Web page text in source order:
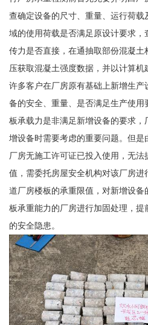
查确定设备的尺寸、重量、运行荷
域的使用荷载是否满足原设计要求
传力是否直接，在通抽取部份混凝
压获取混凝土强度数据，并以计算机
许多客户在厂房原有基础上新增生
备的安全、重量、是否满足生产使
板承载力是非满足新增设备的要求
增设备时需要考虑的重要问题。但
厂房无施工许可证已投入使用，无
值，需委托房屋安全机构对该厂房
道厂房楼板的承重限值，对新增设
板承重能力的厂房进行加固处理，
的安全隐患。